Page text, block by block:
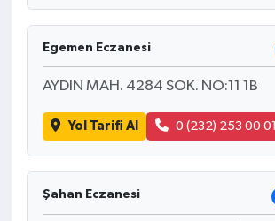
Egemen Eczanesi
AYDIN MAH. 4284 SOK. NO:11 1B
Yol Tarifi Al 0 (232) 253 00 01
Şahan Eczanesi